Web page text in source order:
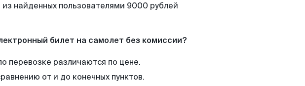
найденных пользователями 9000 рублей
билет на самолет без комиссии?
перевозке различаются по цене.
от и до конечных пунктов.